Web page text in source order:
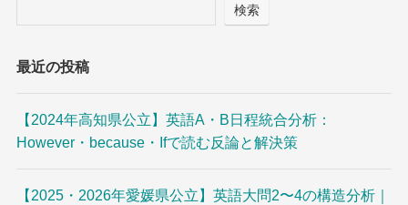
検索
最近の投稿
【2024年高知県公立】英語A・B日程統合分析：
However・because・Ifで読む反論と解決策
【2025・2026年愛媛県公立】英語大問2〜4の構造分析｜